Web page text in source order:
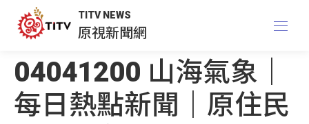
TITV NEWS
原視新聞網
04041200 山海氣象｜
每日熱點新聞｜原住民